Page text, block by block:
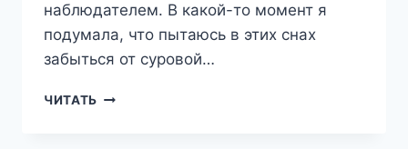
наблюдателем. В какой-то момент я
подумала, что пытаюсь в этих снах
забыться от суровой…
ЧИТАТЬ ПОСЛЕДНЯЯ